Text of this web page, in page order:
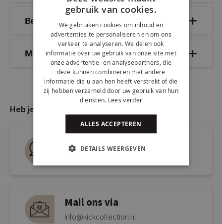
Bezorg- & retourinformatie
Mix & Match
Heb je nog vragen?
Live chat
Mail ons via
info@kickcollection.nl
gebruik van cookies.
We gebruiken cookies om inhoud en
advertenties te personaliseren en om ons
verkeer te analyseren. We delen ook
informatie over uw gebruik van onze site met
onze advertentie- en analysepartners, die
deze kunnen combineren met andere
informatie die u aan hen heeft verstrekt of die
zij hebben verzameld door uw gebruik van hun
diensten. Lees verder
ALLES ACCEPTEREN
DETAILS WEERGEVEN